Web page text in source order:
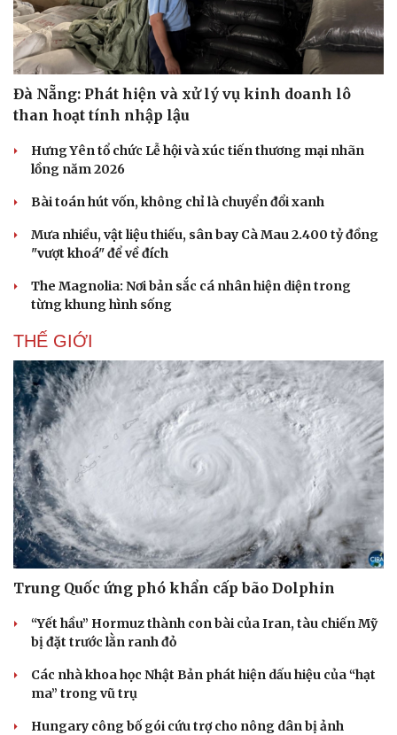
Thể thao
Bóng đá
Lịch thi đấu bóng đá
Thế giới thể thao
eSports
Hậu trường
Ô tô - Xe máy
Ô tô
Tư vấn
Đà Nẵng: Phát hiện và xử lý vụ kinh doanh lô
than hoạt tính nhập lậu
Hưng Yên tổ chức Lễ hội và xúc tiến thương mại nhãn
lồng năm 2026
Bài toán hút vốn, không chỉ là chuyển đổi xanh
Mưa nhiều, vật liệu thiếu, sân bay Cà Mau 2.400 tỷ đồng
"vượt khoá" để về đích
The Magnolia: Nơi bản sắc cá nhân hiện diện trong
từng khung hình sống
THẾ GIỚI
Trung Quốc ứng phó khẩn cấp bão Dolphin
“Yết hầu” Hormuz thành con bài của Iran, tàu chiến Mỹ
bị đặt trước lằn ranh đỏ
Các nhà khoa học Nhật Bản phát hiện dấu hiệu của “hạt
ma” trong vũ trụ
Hungary công bố gói cứu trợ cho nông dân bị ảnh